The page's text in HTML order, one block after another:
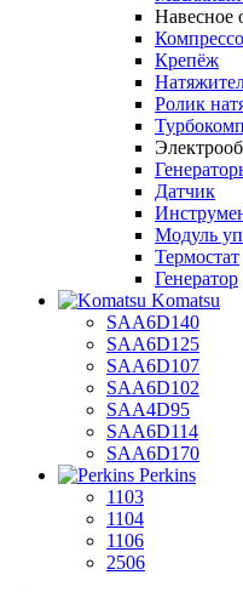
Навесное
Крепёж
Ролик
Датчик
Модуль
Термостат
Генератор
Komatsu
SAA6D140
SAA6D125
SAA6D107
SAA6D102
SAA4D95
SAA6D114
SAA6D170
Perkins
1103
1104
1106
2506